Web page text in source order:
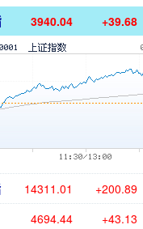
3940.04 +39.68
14311.01 +200.89
4694.44 +43.13